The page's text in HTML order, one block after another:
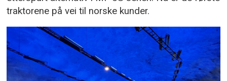
traktorene på vei til norske kunder.